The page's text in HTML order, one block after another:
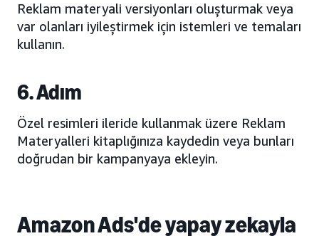
Reklam materyali versiyonları oluşturmak veya
var olanları iyileştirmek için istemleri ve temaları
kullanın.
6. Adım
Özel resimleri ileride kullanmak üzere Reklam
Materyalleri kitaplığınıza kaydedin veya bunları
doğrudan bir kampanyaya ekleyin.
Amazon Ads'de yapay zekayla